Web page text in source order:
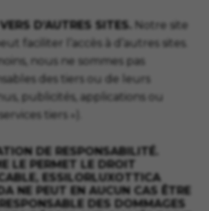
D’AUTRES SITES. Notre site
faciliter l’accès à d’autres sites.
nous ne sommes pas
des tiers ou de leurs
publicités, applications ou
tiers »).
DE RESPONSABILITÉ.
LE PERMET LE DROIT
ESSILORLUXOTTICA
NE PEUT EN AUCUN CAS ÊTRE
DES DOMMAGES